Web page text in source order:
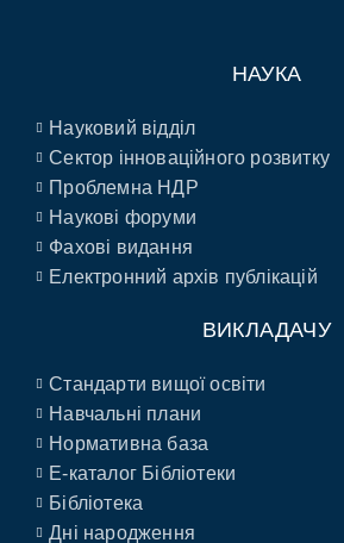
НАУКА
Науковий відділ
Сектор інноваційного розвитку
Проблемна НДР
Наукові форуми
Фахові видання
Електронний архів публікацій
ВИКЛАДАЧУ
Стандарти вищої освіти
Навчальні плани
Нормативна база
E-каталог Бібліотеки
Бібліотека
Дні народження